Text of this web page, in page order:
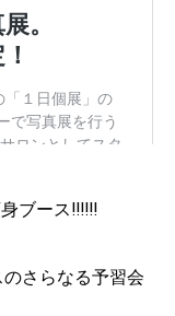
ブース‼‼‼
さらなる予習会